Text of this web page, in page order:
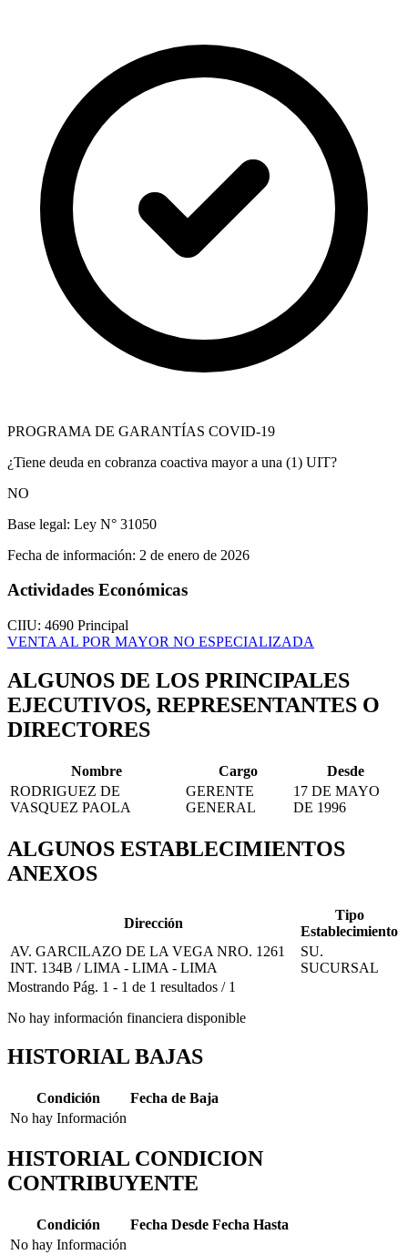
PROGRAMA DE GARANTÍAS COVID-19
¿Tiene deuda en cobranza coactiva mayor a una (1) UIT?
NO
Base legal: Ley N° 31050
Fecha de información: 2 de enero de 2026
Actividades Económicas
CIIU: 4690 Principal
VENTA AL POR MAYOR NO ESPECIALIZADA
ALGUNOS DE LOS PRINCIPALES
EJECUTIVOS, REPRESENTANTES O
DIRECTORES
Nombre Cargo
Desde
RODRIGUEZ DE
VASQUEZ PAOLA
GERENTE
GENERAL
17 DE MAYO
DE 1996
ALGUNOS ESTABLECIMIENTOS
ANEXOS
Dirección
Tipo
Establecimiento
AV. GARCILAZO DE LA VEGA NRO. 1261
INT. 134B / LIMA - LIMA - LIMA
SU.
SUCURSAL
Mostrando Pág. 1 - 1 de 1 resultados / 1
No hay información financiera disponible
HISTORIAL BAJAS
Condición
Fecha de Baja
No hay Información
HISTORIAL CONDICION
CONTRIBUYENTE
Condición Fecha Desde Fecha Hasta
No hay Información